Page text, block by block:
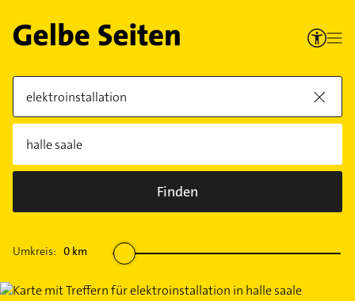
Finden
Umkreis: 0 km